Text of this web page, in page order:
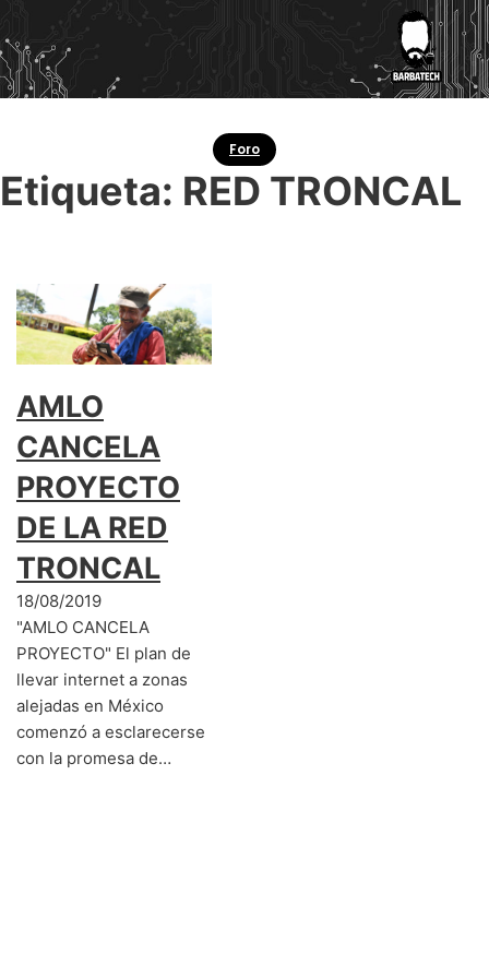
Foro
Etiqueta: RED TRONCAL
AMLO
CANCELA
PROYECTO
DE LA RED
TRONCAL
18/08/2019
"AMLO CANCELA
PROYECTO" El plan de
llevar internet a zonas
alejadas en México
comenzó a esclarecerse
con la promesa de…